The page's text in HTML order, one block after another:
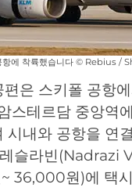
항에 착륙했습니다 © Rebius
은 스키폴 공항
스테르담 중앙역
내와 공항을 연
슬라빈(Nadrazi
36,000원)에 택